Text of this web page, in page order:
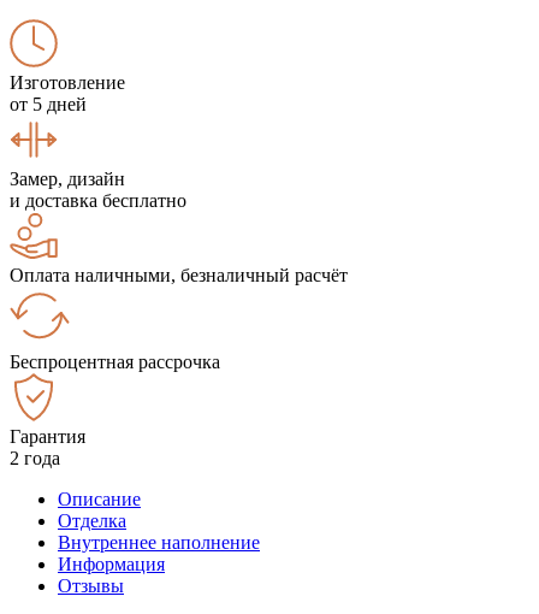
Изготовление
от 5 дней
Замер, дизайн
и доставка бесплатно
Оплата наличными, безналичный расчёт
Беспроцентная рассрочка
Гарантия
2 года
Описание
Отделка
Внутреннее наполнение
Информация
Отзывы